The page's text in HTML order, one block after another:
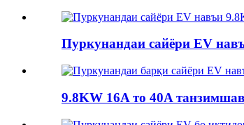
Пуркунандаи сайёри EV
9.8KW 16A то 40A